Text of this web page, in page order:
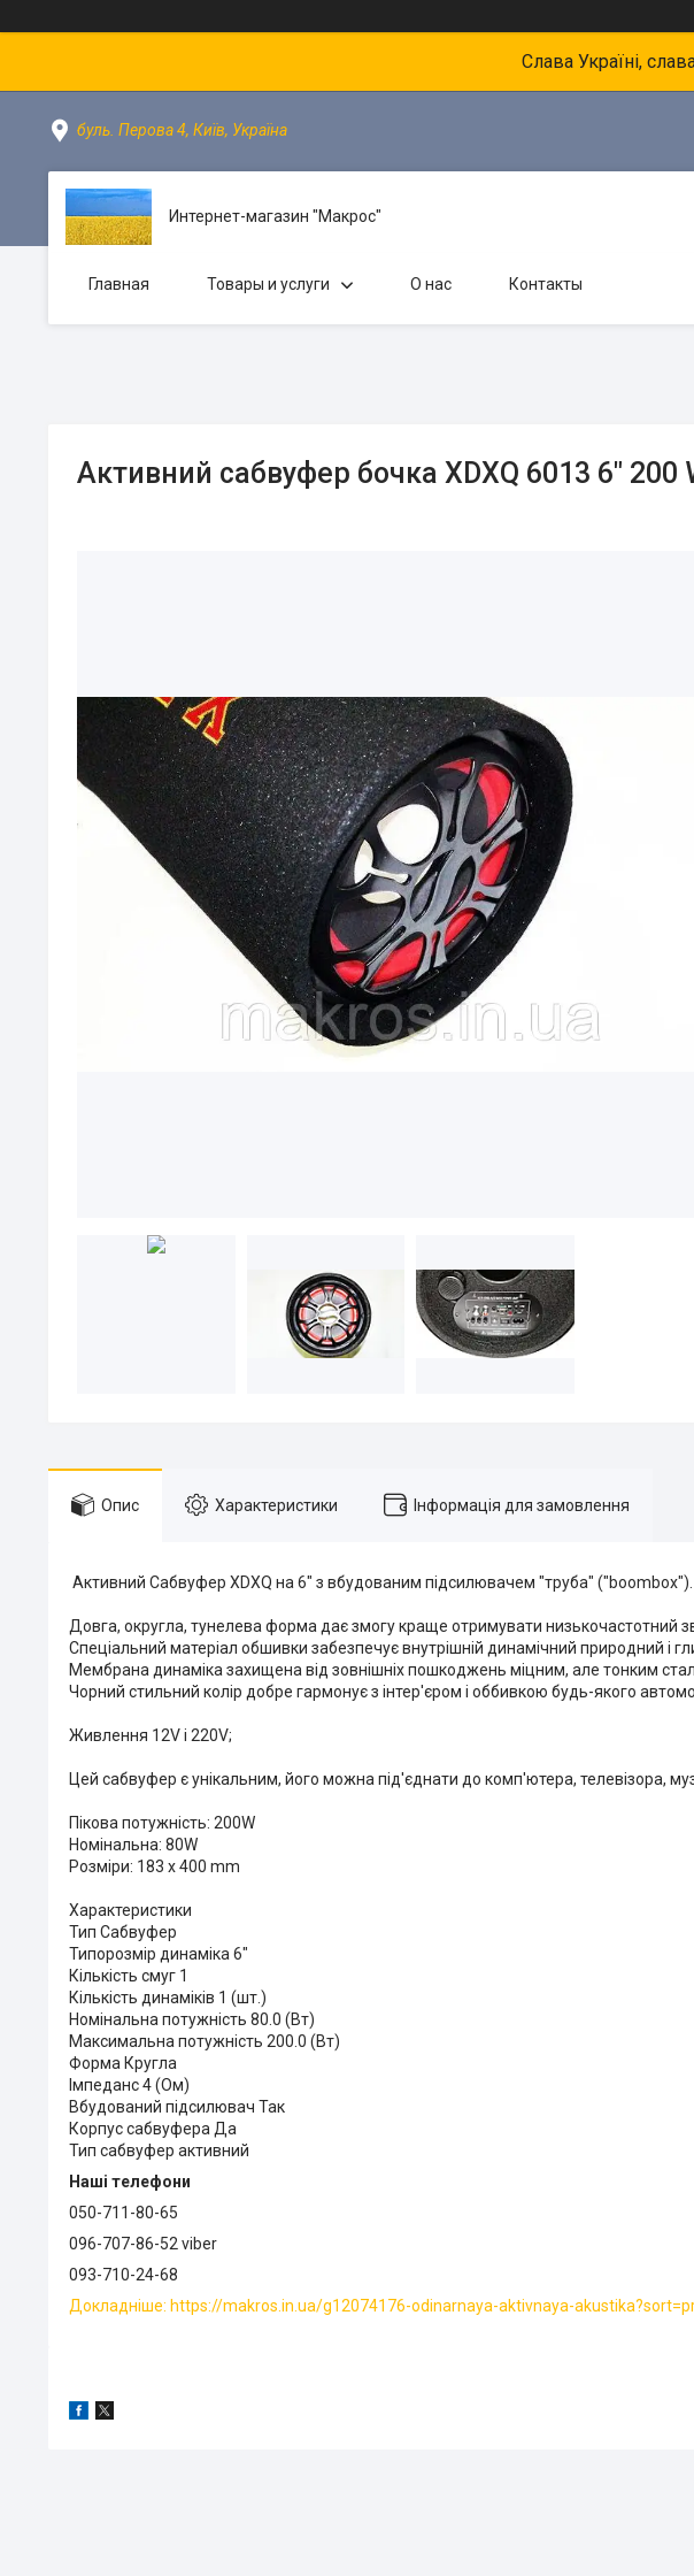
Слава Україні,
буль. Перова 4, Київ, Україна
Интернет-магазин "Макрос"
Главная Товары и услуги О нас Контакты
Активний сабвуфер бочка XDXQ 6013 6" 200
Опис Характеристики Інформація для замовлення
Активний Сабвуфер XDXQ на 6" з вбудованим підсилювачем "труба" ("boombox").
Довга, округла, тунелева форма дає змогу краще отримувати низькочастотний
Спеціальний матеріал обшивки забезпечує внутрішній динамічний природний і
Мембрана динаміка захищена від зовнішніх пошкоджень міцним, але тонким
Чорний стильний колір добре гармонує з інтер'єром і оббивкою будь-якого
Живлення 12V і 220V;
Цей сабвуфер є унікальним, його можна під'єднати до комп'ютера, телевізора,
Пікова потужність: 200W
Номінальна: 80W
Розміри: 183 x 400 mm
Характеристики
Тип Сабвуфер
Типорозмір динаміка 6"
Кількість смуг 1
Кількість динаміків 1 (шт.)
Номінальна потужність 80.0 (Вт)
Максимальна потужність 200.0 (Вт)
Форма Кругла
Імпеданс 4 (Ом)
Вбудований підсилювач Так
Корпус сабвуфера Да
Тип сабвуфер активний
Наші телефони
050-711-80-65
096-707-86-52 viber
093-710-24-68
Докладніше: https://makros.in.ua/g12074176-odinarnaya-aktivnaya-